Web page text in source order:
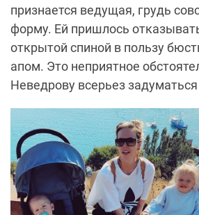
признается ведущая, грудь
форму. Ей пришлось
открытой спиной в пользу
апом. Это неприятное
Неведрову всерьез